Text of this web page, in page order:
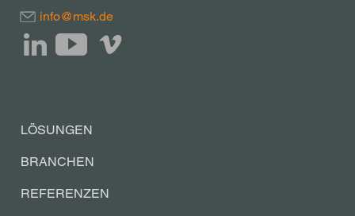
info@msk.de
LÖSUNGEN
BRANCHEN
REFERENZEN